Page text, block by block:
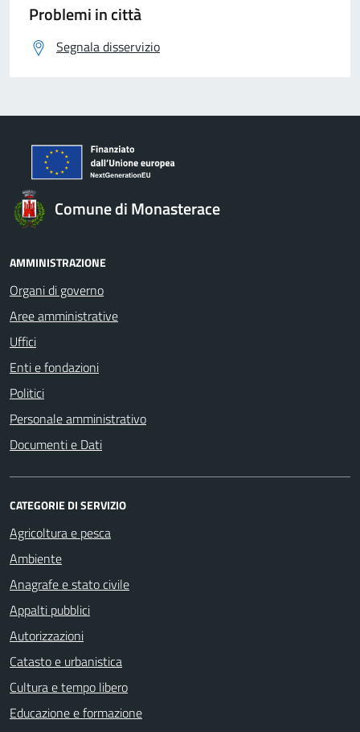
Problemi in città
Segnala disservizio
Comune di Monasterace
AMMINISTRAZIONE
Organi di governo
Aree amministrative
Uffici
Enti e fondazioni
Politici
Personale amministrativo
Documenti e Dati
CATEGORIE DI SERVIZIO
Agricoltura e pesca
Ambiente
Anagrafe e stato civile
Appalti pubblici
Autorizzazioni
Catasto e urbanistica
Cultura e tempo libero
Educazione e formazione